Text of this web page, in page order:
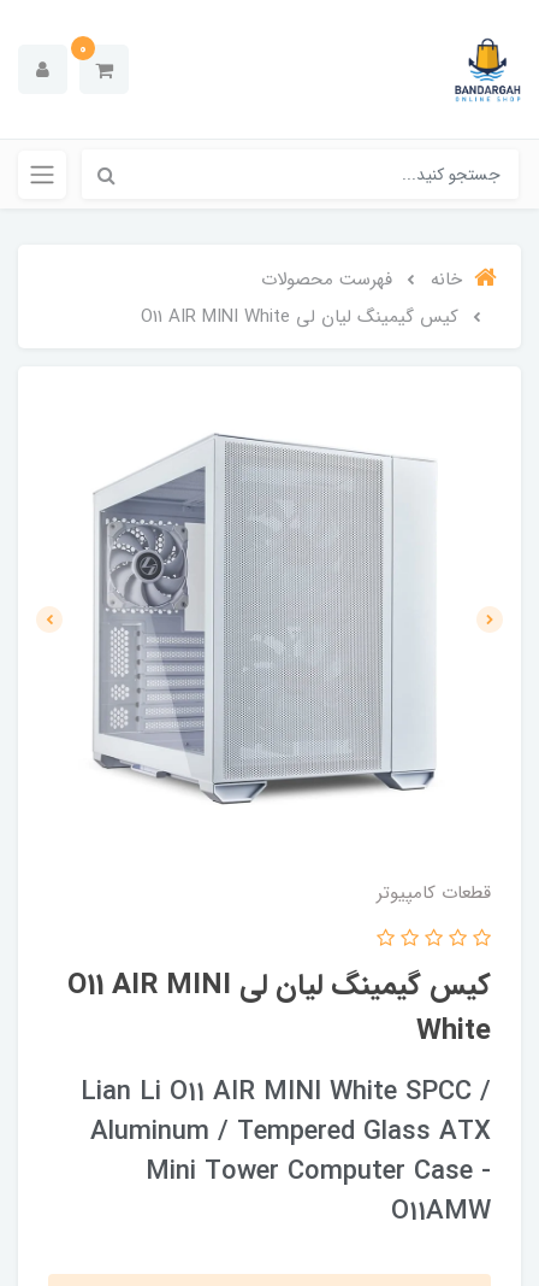
0
خانه
فهرست محصولات
کیس گیمینگ لیان لی O11 AIR MINI White
قطعات کامپیوتر
کیس گیمینگ لیان لی O11 AIR MINI
White
Lian Li O11 AIR MINI White SPCC /
Aluminum / Tempered Glass ATX
Mini Tower Computer Case -
O11AMW